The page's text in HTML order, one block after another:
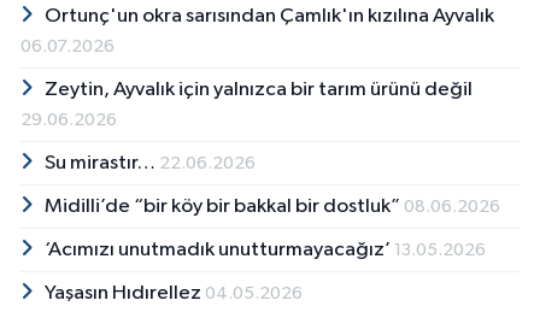
Ortunç'un okra sarısından Çamlık'ın kızılına Ayvalık
06.07.2026
Zeytin, Ayvalık için yalnızca bir tarım ürünü değil
29.06.2026
Su mirastır… 22.06.2026
Midilli’de “bir köy bir bakkal bir dostluk” 08.06.2026
‘Acımızı unutmadık unutturmayacağız’ 13.05.2026
Yaşasın Hıdırellez 04.05.2026